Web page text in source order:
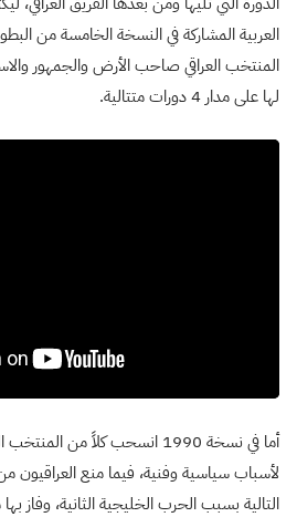
المنتخب العراقي صاحب الأرض والجمهور
لها على مدار 4 دورات متتالية.
أما في نسخة 1990 انسحب كلاً من
لأسباب سياسية وفنية، فيما منع العراقيون
التالية بسبب الحرب الخليجية الثانية، وفاز